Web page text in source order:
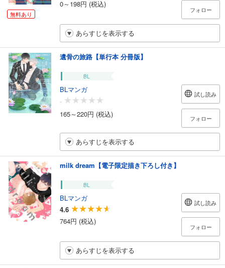
無料あり
0～198円 (税込)
フォロー
あらすじを表示する
遺骨の旅路【単行本 分冊版】
BL
BLマンガ
-
165～220円 (税込)
試し読み
フォロー
あらすじを表示する
milk dream【電子限定描き下ろし付き】
BL
BLマンガ
4.6
764円 (税込)
試し読み
フォロー
あらすじを表示する